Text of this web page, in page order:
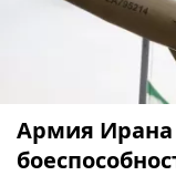
Армия Ирана